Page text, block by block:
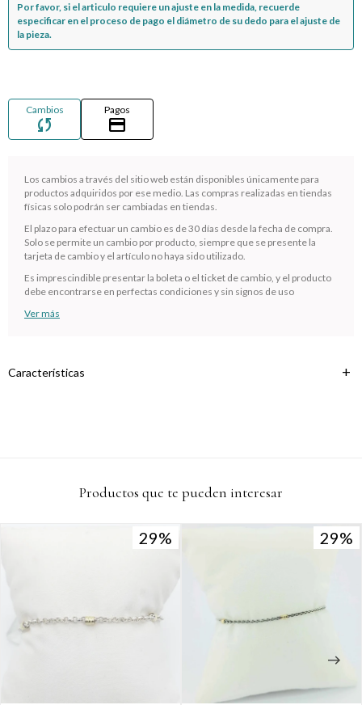
Por favor, si el articulo requiere un ajuste en la medida, recuerde
especificar en el proceso de pago el diámetro de su dedo para el ajuste de
la pieza.
Cambios
sync
Pagos
credit_card
Los cambios a través del sitio web están disponibles únicamente para
productos adquiridos por ese medio. Las compras realizadas en tiendas
físicas solo podrán ser cambiadas en tiendas.
El plazo para efectuar un cambio es de 30 días desde la fecha de compra.
Solo se permite un cambio por producto, siempre que se presente la
tarjeta de cambio y el artículo no haya sido utilizado.
Es imprescindible presentar la boleta o el ticket de cambio, y el producto
debe encontrarse en perfectas condiciones y sin signos de uso
Ver más
Características
Productos que te pueden interesar
29
29 29
29
Comprá ahora y Pagá
Después, hasta en 12
cuotas y sin tocar tu
tarjeta de crédito
Comprá en 3 cuotas sin recargo o hasta en 12
cuotas * ¡Solo con tu cédula!
Verifica si estás calificado para comprar con Pago
Después:
Cédula de identidad
Estás calificado para comprar usando Pago
Después.
Elegís Pago Después como metodo de pago
Ups!